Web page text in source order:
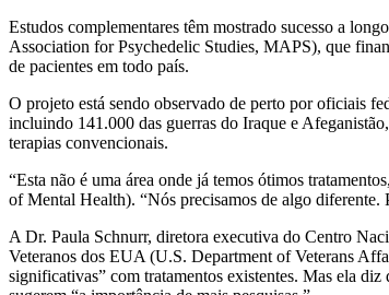
Estudos complementares têm mostrado sucesso a
Association for Psychedelic Studies, MAPS), que
de pacientes em todo país.
O projeto está sendo observado de perto por oficiais
incluindo 141.000 das guerras do Iraque e
terapias convencionais.
“Esta não é uma área onde já temos ótimos
of Mental Health). “Nós precisamos de algo diferente.
A Dr. Paula Schnurr, diretora executiva do Centro
Veteranos dos EUA (U.S. Department of Veterans
significativas” com tratamentos existentes. Mas ela